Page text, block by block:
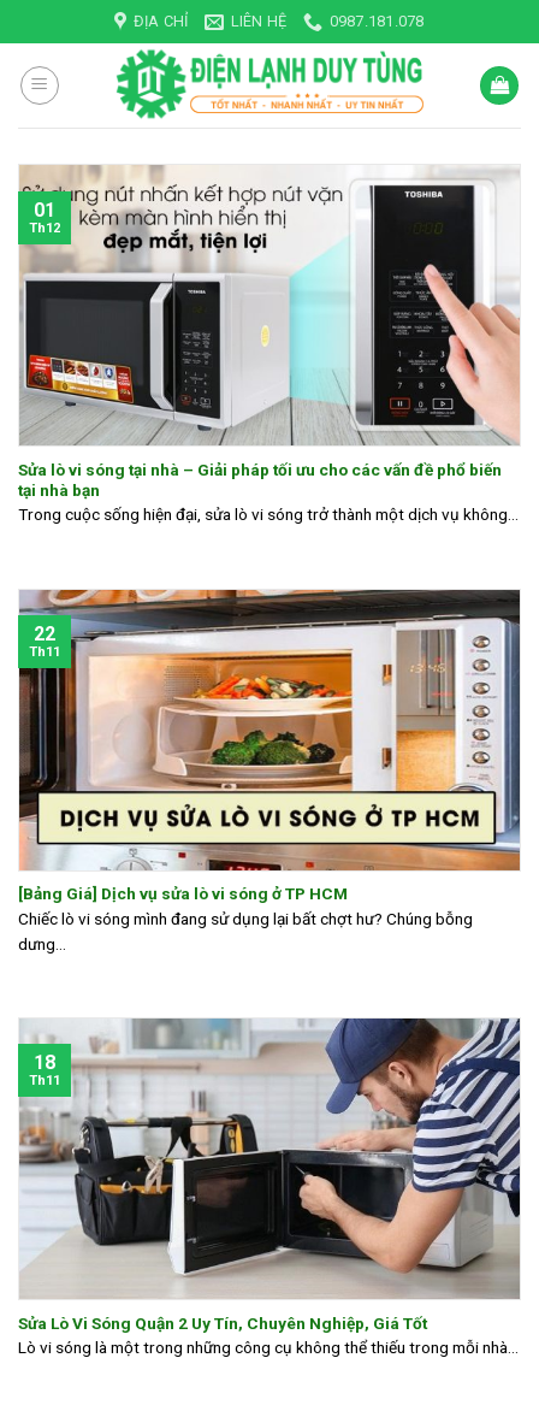
to
content
ĐỊA CHỈ LIÊN HỆ 0987.181.078
Sửa lò vi sóng tại nhà – Giải pháp tối ưu cho các vấn đề phổ biến
tại nhà bạn
Trong cuộc sống hiện đại, sửa lò vi sóng trở thành một dịch vụ không...
01
Th12
[Bảng Giá] Dịch vụ sửa lò vi sóng ở TP HCM
Chiếc lò vi sóng mình đang sử dụng lại bất chợt hư? Chúng bỗng
dưng...
22
Th11
Sửa Lò Vi Sóng Quận 2 Uy Tín, Chuyên Nghiệp, Giá Tốt
Lò vi sóng là một trong những công cụ không thể thiếu trong mỗi nhà...
18
Th11